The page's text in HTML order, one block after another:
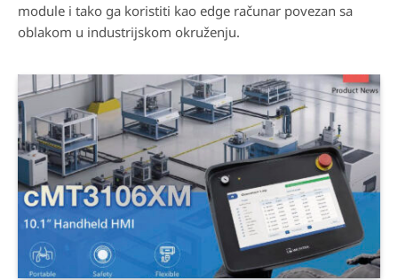
module i tako ga koristiti kao edge računar povezan sa
oblakom u industrijskom okruženju.